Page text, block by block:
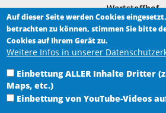
Wertstoffhof
Am Bauhof 1
Samstag 9.00 -
Heimat-Museum
im historischen Rathaus in
Auf dieser Seite werden Cookies
betrachten zu können, stimmen Sie bitte
Cookies auf Ihrem Gerät zu.
Weitere Infos in unserer
Einbettung ALLER Inhalte Dritter
Maps, etc.)
Einbettung von YouTube-Videos